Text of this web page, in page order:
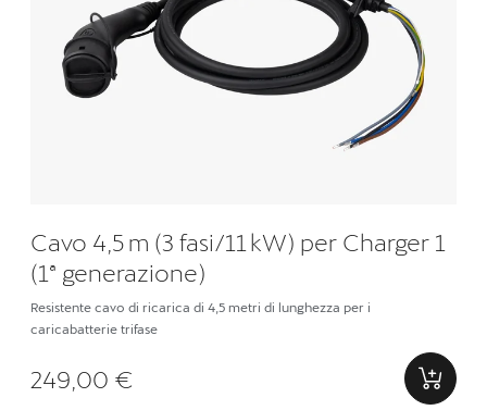
Cavo 4,5 m (3 fasi/11 kW) per Charger 1
(1ª generazione)
Resistente cavo di ricarica di 4,5 metri di lunghezza per i
caricabatterie trifase
249,00 €